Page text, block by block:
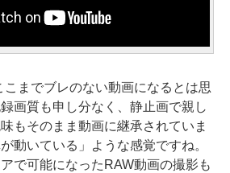
こまでブレのない動画になるとは思
画質も申し分なく、静止画で親し
もそのまま動画に継承されていま
動いている」ような感覚ですね。
で可能になったRAW動画の撮影も